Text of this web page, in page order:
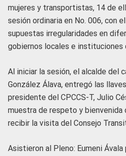
mujeres y transportistas, 14 de
sesión ordinaria en No. 006, con
supuestas irregularidades en
gobiernos locales e instituciones
Al iniciar la sesión, el alcalde del
González Álava, entregó las
presidente del CPCCS-T, Julio
muestra de respeto y bienvenida
recibir la visita del Consejo
Asistieron al Pleno: Eumeni